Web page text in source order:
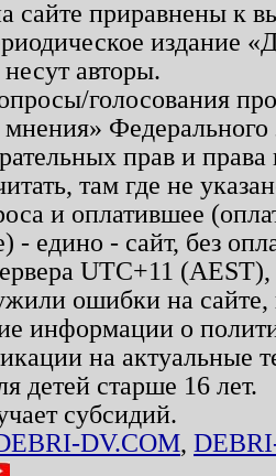
сайте приравнены к
издание
авторы.
голосования
мнения»
прав и
там где не
и оплатившее
- едино - сайт, без
UTC+11
ошибки на
информации о
на актуальные
детей старше 16 лет.
субсидий.
DV.COM,